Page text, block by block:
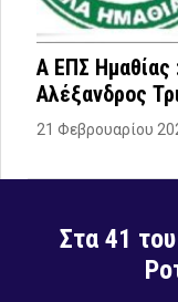
Α ΕΠΣ Ημαθίας
Αλέξανδρος
21 Φεβρουαρίου
Στα 41